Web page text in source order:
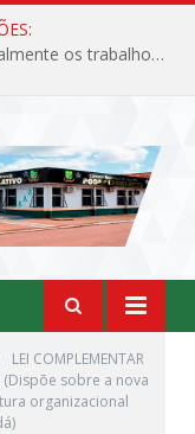
Câmara Municipal de Jacundá abre oficialmente os trabalhos legislativos de 2026
LEI COMPLEMENTAR
(Dispõe sobre a nova
organizacional